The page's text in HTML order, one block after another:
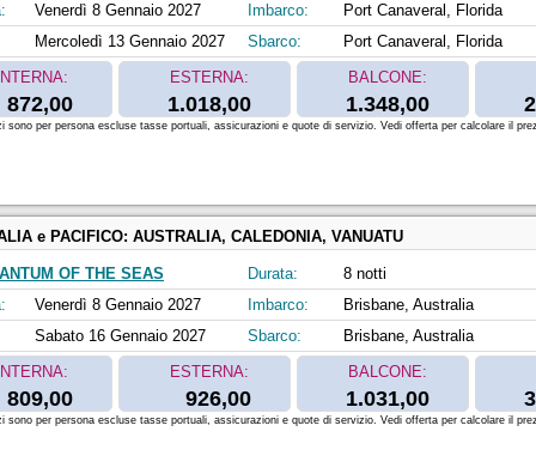
Venerdì 8 Gennaio 2027
Mercoledì 13 Gennaio 2027
Imbarco:
Port Canaveral, Florida
Sbarco:
Port Canaveral, Florida
872,00
ESTERNA:
1.018,00
BALCONE:
1.348,00
sono per persona escluse tasse portuali, assicurazioni e quote di servizio. Vedi offerta per calcolare il
e PACIFICO: AUSTRALIA, CALEDONIA, VANUATU
OF THE SEAS
Venerdì 8 Gennaio 2027
Sabato 16 Gennaio 2027
Durata:
8 notti
Imbarco:
Brisbane, Australia
Sbarco:
Brisbane, Australia
809,00
ESTERNA:
926,00
BALCONE:
1.031,00
sono per persona escluse tasse portuali, assicurazioni e quote di servizio. Vedi offerta per calcolare il